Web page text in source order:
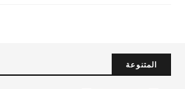
المتنوعة